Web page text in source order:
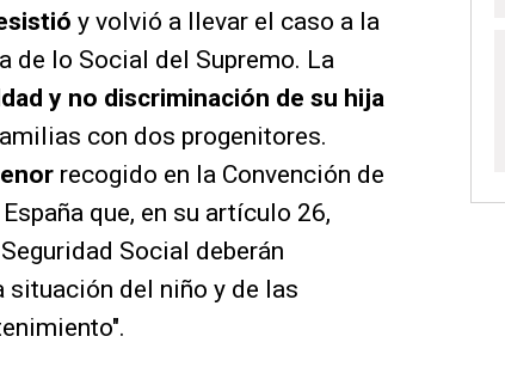
y volvió a llevar el caso a la
de lo Social del Supremo. La
y no discriminación de su hija
con dos progenitores.
recogido en la Convención de
que, en su artículo 26,
Social deberán
situación del niño y de las